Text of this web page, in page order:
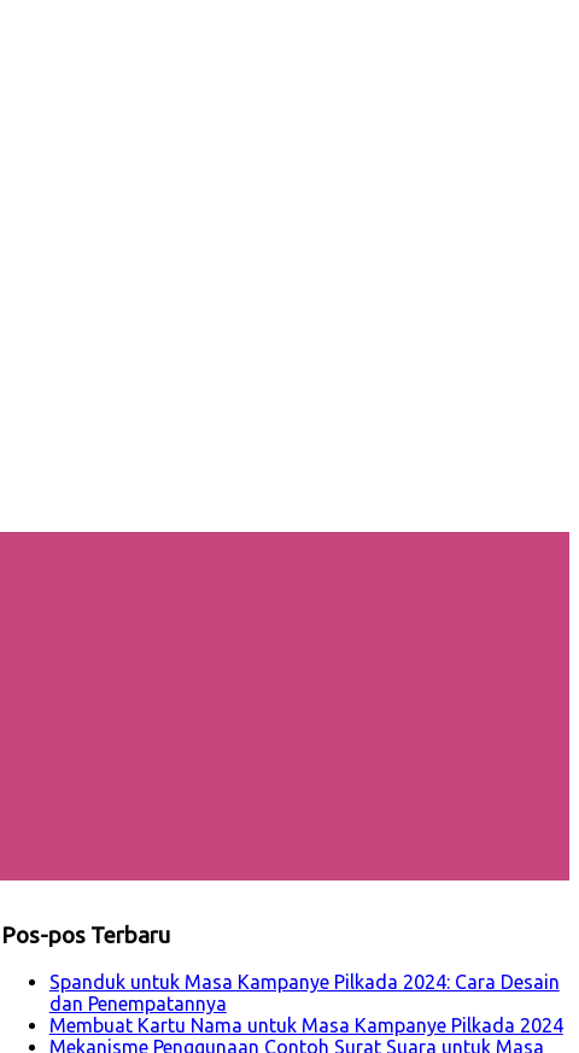
Pos-pos Terbaru
Spanduk untuk Masa Kampanye Pilkada 2024: Cara Desain
dan Penempatannya
Membuat Kartu Nama untuk Masa Kampanye Pilkada 2024
Mekanisme Penggunaan Contoh Surat Suara untuk Masa